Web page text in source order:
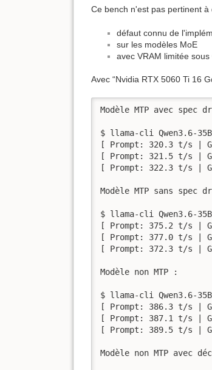
Ce bench n'est pas pertinent à
défaut connu de
sur les modèles MoE
avec VRAM limitée sous
Avec “Nvidia RTX 5060 Ti 16
Modèle MTP avec spec
$ llama-cli Qwen3.6-
[ Prompt: 320.3 t/s |
[ Prompt: 321.5 t/s |
[ Prompt: 322.3 t/s |
Modèle MTP sans spec
$ llama-cli Qwen3.6-
[ Prompt: 375.2 t/s |
[ Prompt: 377.0 t/s |
[ Prompt: 372.3 t/s |
Modèle non MTP :
$ llama-cli Qwen3.6-
[ Prompt: 386.3 t/s |
[ Prompt: 387.1 t/s |
[ Prompt: 389.5 t/s |
Modèle non MTP avec